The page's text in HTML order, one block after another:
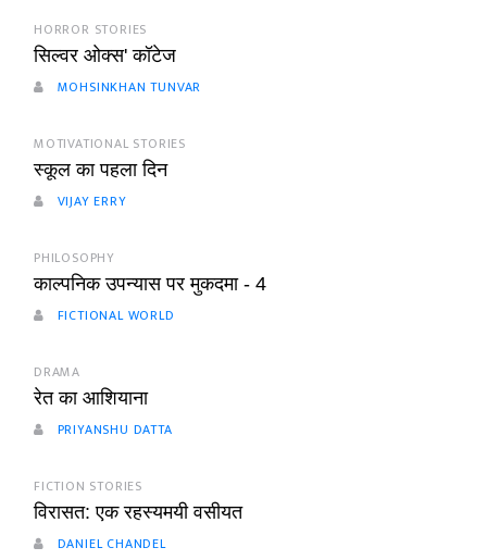
HORROR STORIES
सिल्वर ओक्स' कॉटेज
MOHSINKHAN TUNVAR
MOTIVATIONAL STORIES
स्कूल का पहला दिन
VIJAY ERRY
PHILOSOPHY
काल्पनिक उपन्यास पर मुकदमा - 4
FICTIONAL WORLD
DRAMA
रेत का आशियाना
PRIYANSHU DATTA
FICTION STORIES
विरासत: एक रहस्यमयी वसीयत
DANIEL CHANDEL